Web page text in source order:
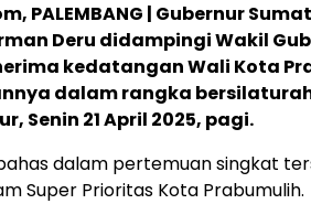
PALEMBANG | Gubernur
Deru didampingi Wakil
kedatangan Wali Kota
dalam rangka
Senin 21 April 2025, pagi.
dalam pertemuan singkat
Super Prioritas Kota Prabumulih.